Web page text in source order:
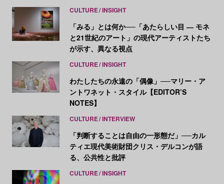
CULTURE INSIGHT
「みる」とは何か──「あたらしい目 ― モネ
と21世紀のアート」の現代アーティストたち
が示す、異なる視点
CULTURE INSIGHT
わたしたちの永遠の「偶像」──マリー・ア
ントワネット・スタイル【EDITOR’S
NOTES】
CULTURE INTERVIEW
「判断することは自由の一形態だ」──カル
ティエ現代美術財団クリス・デルコンが語
る、公共性と批評
CULTURE INSIGHT